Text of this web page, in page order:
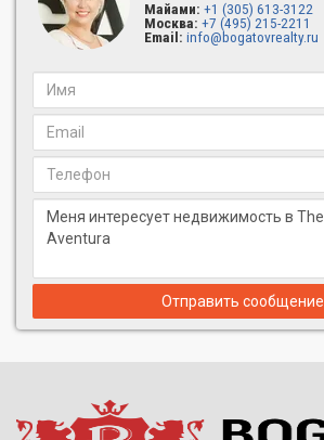
Майами: +1 (305) 613-3122
Москва: +7 (495) 215-2211
Email: info@bogatovrealty.ru
Отправить сообщение